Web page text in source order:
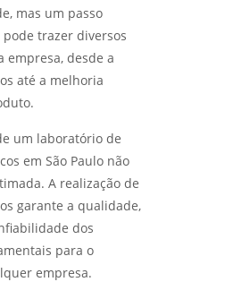
mas um passo
trazer diversos
empresa, desde a
até a melhoria
um laboratório de
em São Paulo não
A realização de
garante a qualidade,
dos
para o
empresa.